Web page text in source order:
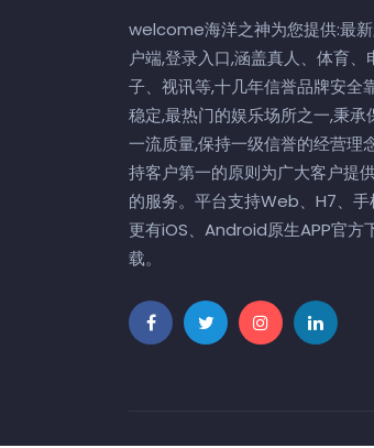
welcome海洋之神为您提供:最
户端,登录入口,涵盖真人、体育、
子、视讯等,十几年信誉品牌安全
稳定,最热门的娱乐场所之一,秉承
一流质量,保持一级信誉的经营理
持客户第一的原则为广大客户提
的服务。平台支持Web、H7、手
更有iOS、Android原生APP官方
载。